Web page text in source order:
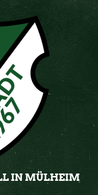
IN MÜLHEIM